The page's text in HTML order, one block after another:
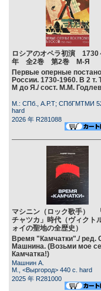
ロシアのオペラ初演 1730
年 全2巻 第2巻 М-Я
Первые оперные
России. 1730-1960. В 2 т.
М до Я./ сост. М.М.
М.: СПб., А.Р.Т; СПбГМТМИ
hard
2026 年 R281088
マシニン（ロック歌手）
チャツカ」時代（ヴィクト
ォイの聖地の全歴史）
Время "Камчатки"./ ред.
Машнина. (Возьми мое
Камчатка!)
Машнин А.
М., <Выргород> 440 c. hard
2025 年 R281000